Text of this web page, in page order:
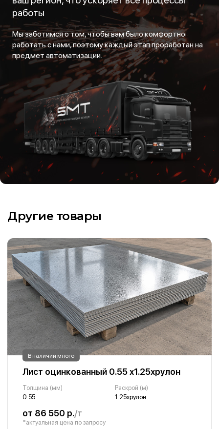
работы
Мы заботимся о том, чтобы вам было комфортно
работать с нами, поэтому каждый этап проработан на
предмет автоматизации.
Другие товары
В наличии много
Лист оцинкованный 0.55 х1.25хрулон
Толщина (мм)
0.55
Раскрой (м)
1.25хрулон
от 86 550 р./т
*актуальная цена по запросу